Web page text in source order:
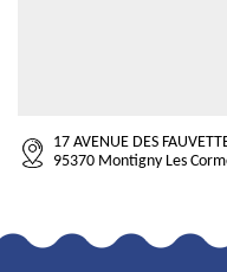
17 AVENUE DES
95370 Montigny Les